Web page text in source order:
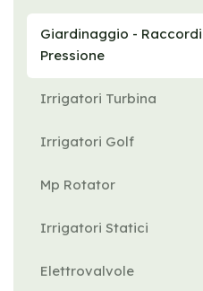
Giardinaggio -
Pressione
Irrigatori Turbina
Irrigatori Golf
Mp Rotator
Irrigatori Statici
Elettrovalvole